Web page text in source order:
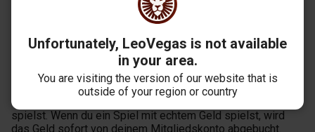
Die Dienstleistungen von LeoVegas werden beim
Spielen sofort in Anspruch genommen und daher akzeptiert
LeoVegas keine Anträge auf Stornierung von
Spielen,Einsätzen oder auf Rückerstattungen, während du
spielst. Wenn du ein Spiel mit echtem Geld spielst, wird
das Geld sofort von deinem Mitgliedskonto abgebucht.
Unfortunately, LeoVegas is not available
in your area.
You are visiting the version of our website that is
outside of your region or country